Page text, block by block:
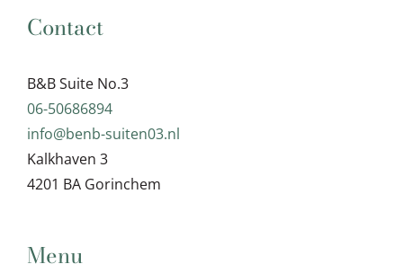
Contact
B&B Suite No.3
06-50686894
info@benb-suiten03.nl
Kalkhaven 3
4201 BA Gorinchem
Menu